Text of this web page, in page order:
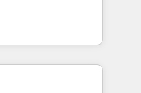
enterprise